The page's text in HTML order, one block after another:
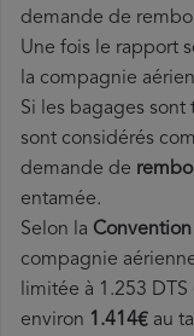
demande de
Une fois le rapport
la compagnie
Si les bagages sont
sont considérés
demande de
entamée.
Selon la
compagnie
limitée à 1.253
environ 1.414€ au